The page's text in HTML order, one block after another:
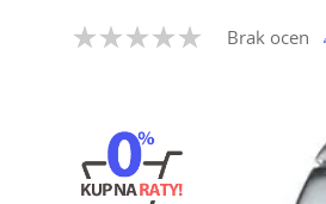
Brak ocen